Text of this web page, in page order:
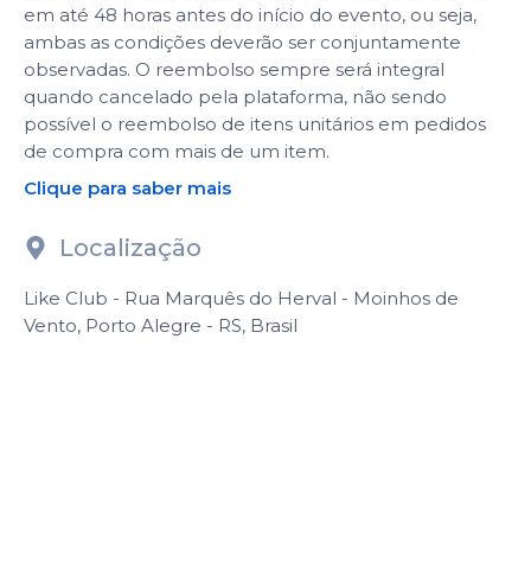
em até 48 horas antes do início do evento, ou seja,
ambas as condições deverão ser conjuntamente
observadas. O reembolso sempre será integral
quando cancelado pela plataforma, não sendo
possível o reembolso de itens unitários em pedidos
de compra com mais de um item.
Clique para saber mais
Localização
Like Club - Rua Marquês do Herval - Moinhos de
Vento, Porto Alegre - RS, Brasil